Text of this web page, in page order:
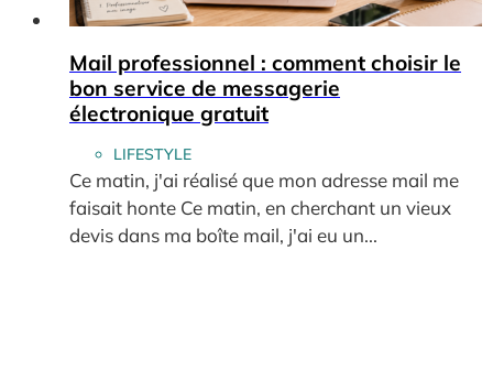
Mail professionnel : comment choisir le
bon service de messagerie
électronique gratuit
LIFESTYLE
Ce matin, j'ai réalisé que mon adresse mail me
faisait honte Ce matin, en cherchant un vieux
devis dans ma boîte mail, j'ai eu un...